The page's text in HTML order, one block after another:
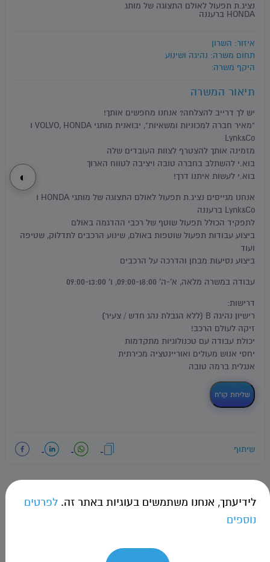
◐
נציג.ת תפעול לאולם התצוגה של מותג
HONDA ברעננה
איזור: השרון
תחום משרה: נהיגה ושינוע
היקף משרה:
תיאור המשרה
יש לך דרייב להצלחה? אנחנו מחפשים אותך!
"מאיר חברה למכוניות ומשאיות", יבואנית מותגי VOLVO, HONDA ו
Lynk&Co
מזמינה אותך להצטרף לצוות העובדים שלה
בוא.י להשתלב בחברה טובה ויציבה לטווח הארוך
בוא.י לעשות איתנו דרך!
אנחנו מגייסים נציג.ת תפעול לאולם התצוגה של מותגי HONDA ו
Lynk&Co ברעננה
לתפקיד הכולל תפעול שוטף של רכבי ההדגמה באולם
ביצוע עבודות תפעול שוטפות באולם, שינוע הרכבים לתדלוק, שטיפה
ועוד
ביצוע נסיעות מבחן והדרכה על הרכבים
עבודה במשרה מלאה, א'-ה' 09:00-18:00, ו' 09:00-13:00
דרישות:
רישיון נהיגה B (ללא הגבלת נהג חדש / צעיר)
זיקה לעולם הרכב!
יכולת עבודה עם טכנולוגיות מתקדמות
יחסי אנוש מעולים ואוריינטציה מכירתית
אנגלית ברמה טובה
שליחת קו"ח
שיתוף
לידיעתך, אנחנו משתמשים בעוגיות באתר זה. לפרטים
נוספים